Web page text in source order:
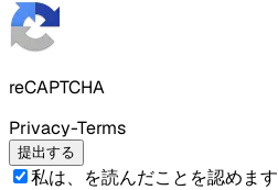
reCAPTCHA
Privacy-Terms
提出する
私は、を読んだことを認めます